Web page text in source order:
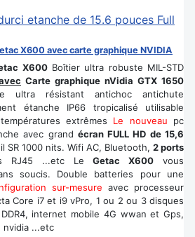
X600 avec carte graphique NVIDIA
X600Boîtier ultra robuste MIL-STD
Carte graphique nVidia GTX 1650
ultra résistant antichoc antichute
étanche IP66 tropicalisé utilisable
extrêmes Le nouveau pc
avec grand écran FULL HD de 15,6
SR 1000 nits. Wifi AC, Bluetooth, 2 ports
RJ45 ...etc LeGetac X600 vous
soucis. Double batteries pour une
sur-mesure avec processeur
Core i7 et i9 vPro, 1 ou 2 ou 3 disques
internet mobile 4G wwan et Gps,
nvidia ...etc